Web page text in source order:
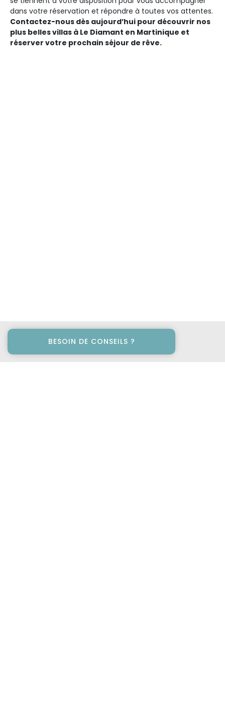
dans votre réservation et répondre à toutes vos attentes.
Contactez-nous dès aujourd’hui pour découvrir nos
plus belles villas à Le Diamant en Martinique et
réserver votre prochain séjour de rêve.
BESOIN DE CONSEILS ?